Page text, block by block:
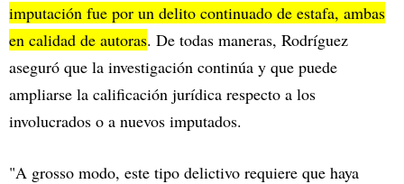
imputación fue por un delito continuado de estafa, ambas
en calidad de autoras. De todas maneras, Rodríguez
aseguró que la investigación continúa y que puede
ampliarse la calificación jurídica respecto a los
involucrados o a nuevos imputados.
"A grosso modo, este tipo delictivo requiere que haya